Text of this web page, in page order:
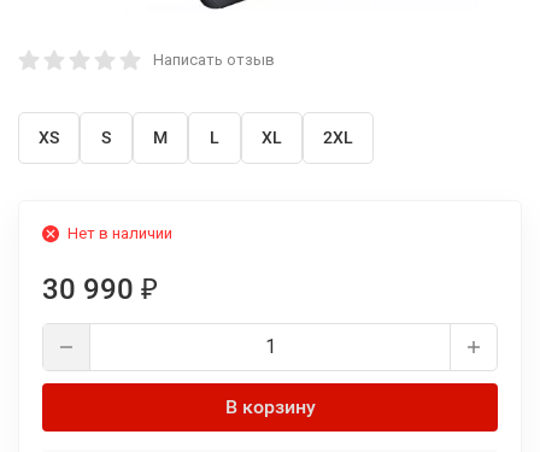
Написать отзыв
XS S M L XL 2XL
Нет в наличии
30 990 ₽
В корзину